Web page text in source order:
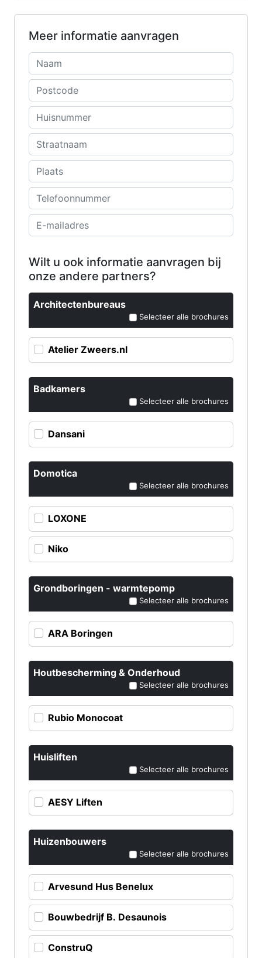
Meer informatie aanvragen
Wilt u ook informatie aanvragen bij
onze andere partners?
Architectenbureaus
Selecteer alle brochures
Atelier Zweers.nl
Badkamers
Selecteer alle brochures
Dansani
Domotica
Selecteer alle brochures
LOXONE
Niko
Grondboringen - warmtepomp
Selecteer alle brochures
ARA Boringen
Houtbescherming & Onderhoud
Selecteer alle brochures
Rubio Monocoat
Huisliften
Selecteer alle brochures
AESY Liften
Huizenbouwers
Selecteer alle brochures
Arvesund Hus Benelux
Bouwbedrijf B. Desaunois
ConstruQ